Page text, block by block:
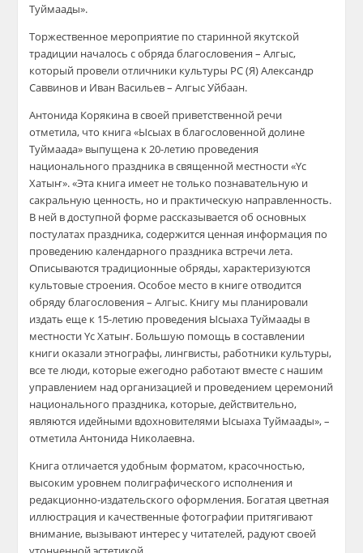
Туймаады».
Торжественное мероприятие по старинной якутской
традиции началось с обряда благословения – Алгыс,
который провели отличники культуры РС (Я) Александр
Саввинов и Иван Васильев – Алгыс Уйбаан.
Антонида Корякина в своей приветственной речи
отметила, что книга «Ысыах в благословенной долине
Туймаада» выпущена к 20-летию проведения
национального праздника в священной местности «Yс
Хатыҥ». «Эта книга имеет не только познавательную и
сакральную ценность, но и практическую направленность.
В ней в доступной форме рассказывается об основных
постулатах праздника, содержится ценная информация по
проведению календарного праздника встречи лета.
Описываются традиционные обряды, характеризуются
культовые строения. Особое место в книге отводится
обряду благословения – Алгыс. Книгу мы планировали
издать еще к 15-летию проведения Ысыаха Туймаады в
местности Yс Хатыҥ. Большую помощь в составлении
книги оказали этнографы, лингвисты, работники культуры,
все те люди, которые ежегодно работают вместе с нашим
управлением над организацией и проведением церемоний
национального праздника, которые, действительно,
являются идейными вдохновителями Ысыаха Туймаады», –
отметила Антонида Николаевна.
Книга отличается удобным форматом, красочностью,
высоким уровнем полиграфического исполнения и
редакционно-издательского оформления. Богатая цветная
иллюстрация и качественные фотографии притягивают
внимание, вызывают интерес у читателей, радуют своей